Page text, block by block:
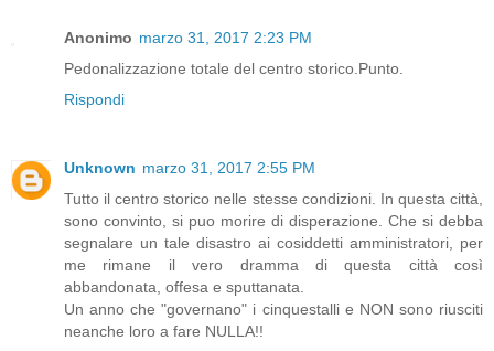
Anonimo marzo 31, 2017 2:23 PM
Pedonalizzazione totale del centro storico.Punto.
Rispondi
Unknown marzo 31, 2017 2:55 PM
Tutto il centro storico nelle stesse condizioni. In questa città,
sono convinto, si puo morire di disperazione. Che si debba
segnalare un tale disastro ai cosiddetti amministratori, per
me rimane il vero dramma di questa città così
abbandonata, offesa e sputtanata.
Un anno che "governano" i cinquestalli e NON sono riusciti
neanche loro a fare NULLA!!